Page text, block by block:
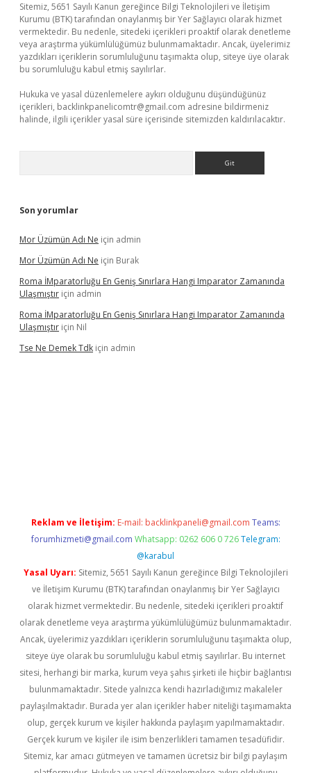
Sitemiz, 5651 Sayılı Kanun gereğince Bilgi Teknolojileri ve İletişim
Kurumu (BTK) tarafından onaylanmış bir Yer Sağlayıcı olarak hizmet
vermektedir. Bu nedenle, sitedeki içerikleri proaktif olarak denetleme
veya araştırma yükümlülüğümüz bulunmamaktadır. Ancak, üyelerimiz
yazdıkları içeriklerin sorumluluğunu taşımakta olup, siteye üye olarak
bu sorumluluğu kabul etmiş sayılırlar.
Hukuka ve yasal düzenlemelere aykırı olduğunu düşündüğünüz
içerikleri, backlinkpanelicomtr@gmail.com adresine bildirmeniz
halinde, ilgili içerikler yasal süre içerisinde sitemizden kaldırılacaktır.
Son yorumlar
Mor Üzümün Adı Ne için admin
Mor Üzümün Adı Ne için Burak
Roma İMparatorluğu En Geniş Sınırlara Hangi Imparator Zamanında
Ulaşmıştır için admin
Roma İMparatorluğu En Geniş Sınırlara Hangi Imparator Zamanında
Ulaşmıştır için Nil
Tse Ne Demek Tdk için admin
Reklam ve İletişim: E-mail: backlinkpaneli@gmail.com Teams:
forumhizmeti@gmail.com Whatsapp: 0262 606 0 726 Telegram:
@karabul
Yasal Uyarı: Sitemiz, 5651 Sayılı Kanun gereğince Bilgi Teknolojileri
ve İletişim Kurumu (BTK) tarafından onaylanmış bir Yer Sağlayıcı
olarak hizmet vermektedir. Bu nedenle, sitedeki içerikleri proaktif
olarak denetleme veya araştırma yükümlülüğümüz bulunmamaktadır.
Ancak, üyelerimiz yazdıkları içeriklerin sorumluluğunu taşımakta olup,
siteye üye olarak bu sorumluluğu kabul etmiş sayılırlar. Bu internet
sitesi, herhangi bir marka, kurum veya şahıs şirketi ile hiçbir bağlantısı
bulunmamaktadır. Sitede yalnızca kendi hazırladığımız makaleler
paylaşılmaktadır. Burada yer alan içerikler haber niteliği taşımamakta
olup, gerçek kurum ve kişiler hakkında paylaşım yapılmamaktadır.
Gerçek kurum ve kişiler ile isim benzerlikleri tamamen tesadüfidir.
Sitemiz, kar amacı gütmeyen ve tamamen ücretsiz bir bilgi paylaşım